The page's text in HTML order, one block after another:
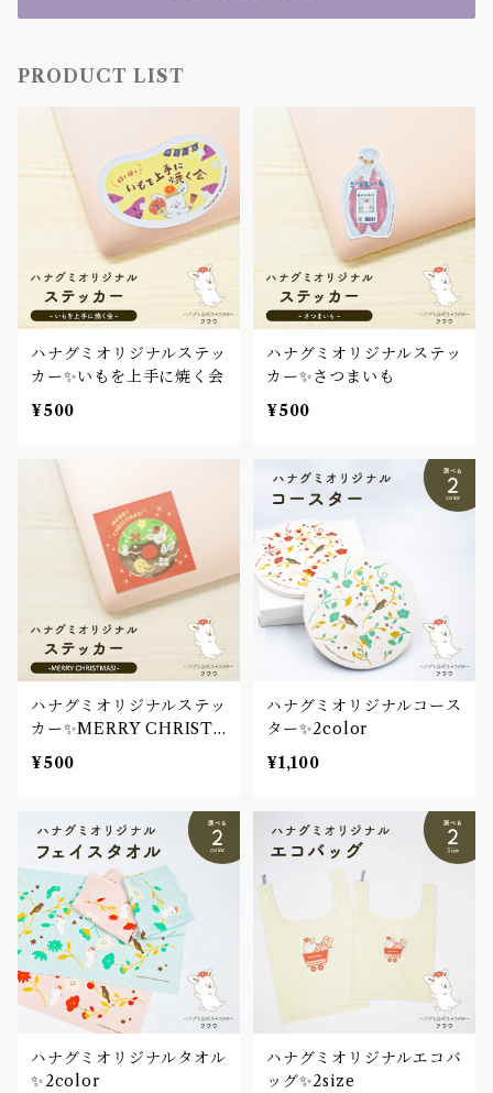
PRODUCT LIST
ハナグミオリジナルステッ
カー✨いもを上手に焼く会
¥500
ハナグミオリジナルステッ
カー✨さつまいも
¥500
ハナグミオリジナルステッ
カー✨MERRY CHRIST
MAS!
¥500
ハナグミオリジナルコース
ター✨2color
¥1,100
ハナグミオリジナルタオル
✨2color
ハナグミオリジナルエコバ
ッグ✨2size